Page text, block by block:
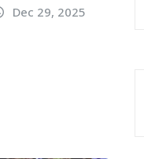
Dec 29, 2025